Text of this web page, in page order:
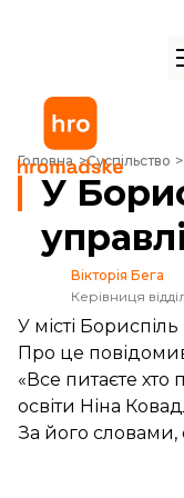
Головна Суспільство
У Борисполі з
У
Вікторія Бега
Керівниця
У місті
Про це
«Все питаєте хто
освіти Ніна
За його словами,